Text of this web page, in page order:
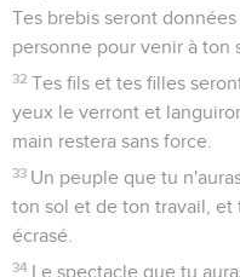
Tes brebis seront
personne pour venir à ton
32 Tes fils et tes filles
yeux le verront et
main restera sans force.
33 Un peuple que tu
ton sol et de ton travail, et
écrasé.
34 Le spectacle que tu